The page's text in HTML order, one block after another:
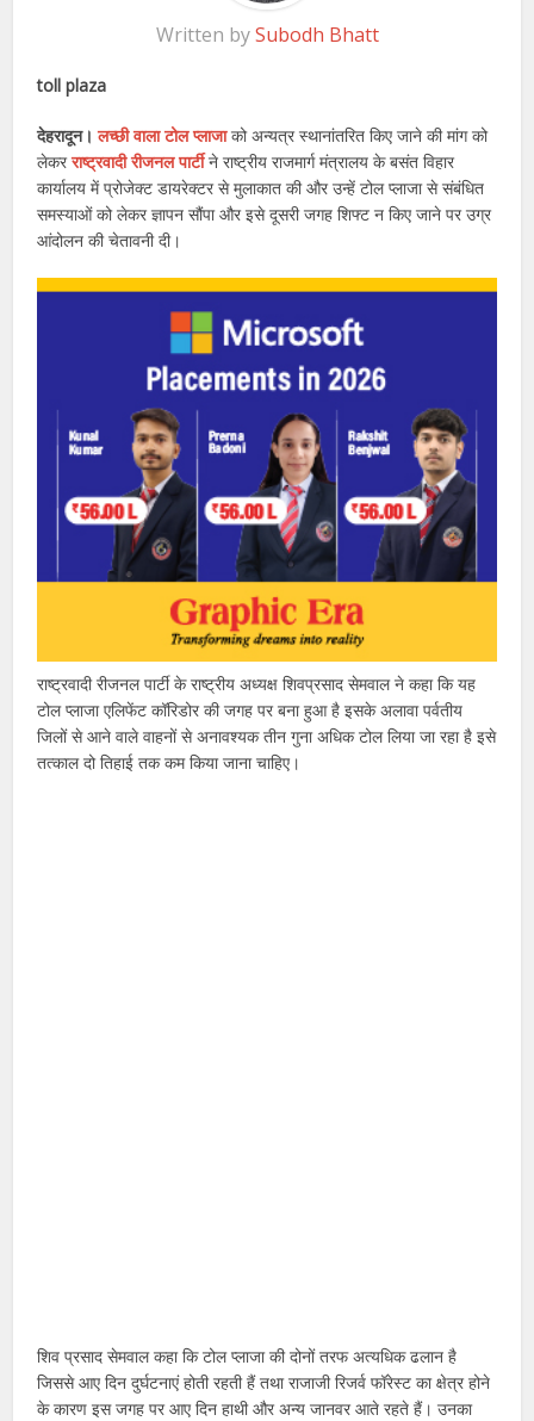
Written bySubodh Bhatt
toll plaza
देहरादून।लच्छी वाला टोल प्लाजाको अन्यत्र स्थानांतरित किए जाने की मांग को
लेकरराष्ट्रवादी रीजनल पार्टीने राष्ट्रीय राजमार्ग मंत्रालय के बसंत विहार
कार्यालय में प्रोजेक्ट डायरेक्टर से मुलाकात की और उन्हें टोल प्लाजा से संबंधित
समस्याओं को लेकर ज्ञापन सौंपा और इसे दूसरी जगह शिफ्ट न किए जाने पर उग्र
आंदोलन की चेतावनी दी।
राष्ट्रवादी रीजनल पार्टी के राष्ट्रीय अध्यक्ष शिवप्रसाद सेमवाल ने कहा कि यह
टोल प्लाजा एलिफेंट कॉरिडोर की जगह पर बना हुआ है इसके अलावा पर्वतीय
जिलों से आने वाले वाहनों से अनावश्यक तीन गुना अधिक टोल लिया जा रहा है इसे
तत्काल दो तिहाई तक कम किया जाना चाहिए।
शिव प्रसाद सेमवाल कहा कि टोल प्लाजा की दोनों तरफ अत्यधिक ढलान है
जिससे आए दिन दुर्घटनाएं होती रहती हैं तथा राजाजी रिजर्व फॉरेस्ट का क्षेत्र होने
के कारण इस जगह पर आए दिन हाथी और अन्य जानवर आते रहते हैं। उनका